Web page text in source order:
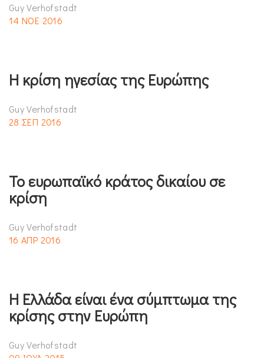
Guy Verhofstadt
14 ΝΟΕ 2016
Η κρίση ηγεσίας της Ευρώπης
Guy Verhofstadt
28 ΣΕΠ 2016
Το ευρωπαϊκό κράτος δικαίου σε
κρίση
Guy Verhofstadt
16 ΑΠΡ 2016
Η Ελλάδα είναι ένα σύμπτωμα της
κρίσης στην Ευρώπη
Guy Verhofstadt